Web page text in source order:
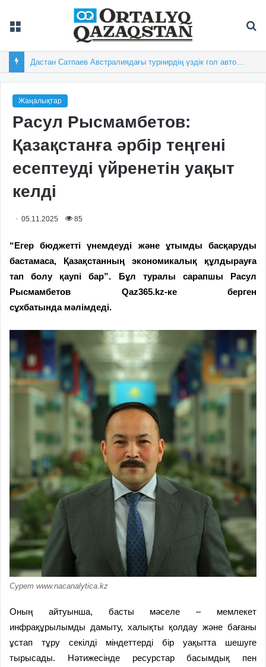
Жаңалықтар
Расул Рысмамбетов:
Қазақстанға әрбір теңгені
есептеуді үйренетін уақыт
келді
05.11.2025 85
“Егер бюджетті үнемдеуді және ұтымды басқаруды
бастамаса, Қазақстанның экономикалық
құлдырауға
тап болу қаупі бар”. Бұл туралы сарапшы Расул
Рысмамбетов Qaz365.kz-ке берген
сұхбатында мәлімдеді.
Сурет www.nacanalytica.kz
Оның айтуынша, басты мәселе – мемлекет
инфрақұрылымды дамыту, халықты қолдау және бағаны
ұстап тұру секілді міндеттерді бір уақытта шешуге
тырысады.
Нәтижесінде ресурстар басымдық
пен